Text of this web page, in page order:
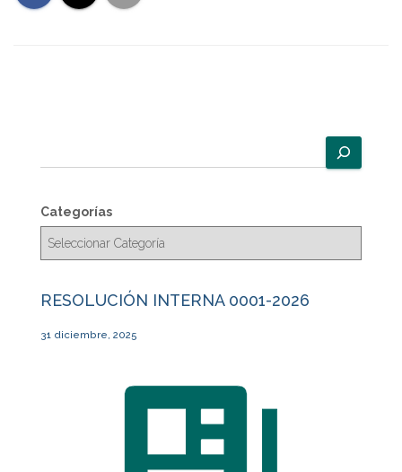
u
c
a
Categorías
RESOLUCIÓN INTERNA 0001-2026
31 diciembre, 2025